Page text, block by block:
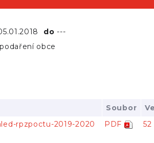
do---
obce
Soubor
rpzpoctu-2019-2020
PDF